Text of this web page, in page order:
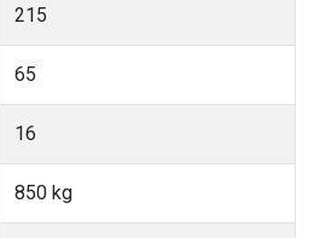
215
65
16
850 kg